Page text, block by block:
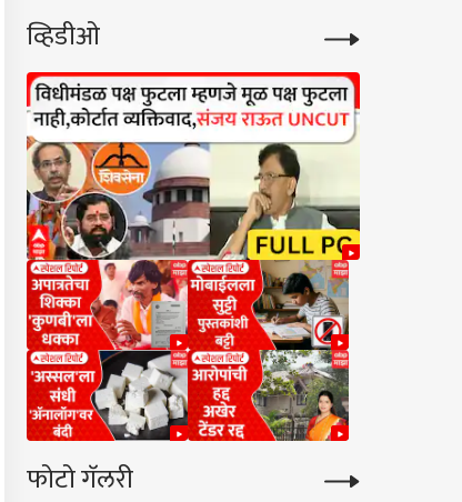
मांडली वेगळीच भूमिका! थेट
म्हणाले, 'त्यांना केंद्रात संधी
मिळाल्यास देशातील Gen Z
आणि काँग्रेस...'
व्हिडीओ
फोटो गॅलरी